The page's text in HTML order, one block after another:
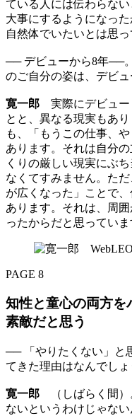
ている人には伝わらな
大事にするようになっ
自然体でいたいとは思っ
── デビューから8年──
のご自分の姿は、デビ
寛一郎 実際にデビュー
とと、異なる現実もあ
も、「もうこの仕事、
あります。それは自分
くりの厳しい現実にぶ
なくてすみません。た
が広くなった」ことで
あります。それは、周
ったからだと思っていま
PAGE 8
知性と童心の両方を
素敵だと思う
── 「やりたくない」と
てきた理由はなんでしょ
寛一郎 （しばらく間）
ないというわけじゃな